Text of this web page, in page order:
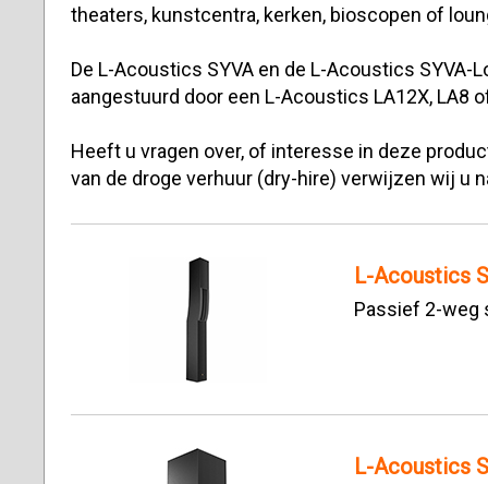
theaters, kunstcentra, kerken, bioscopen of
De L-Acoustics SYVA en de L-Acoustics SYVA-
aangestuurd door een L-Acoustics LA12X, LA8
Heeft u vragen over, of interesse in deze
van de droge verhuur (dry-hire) verwijzen wij u
L-Acoustics
Passief 2-weg
L-Acoustics